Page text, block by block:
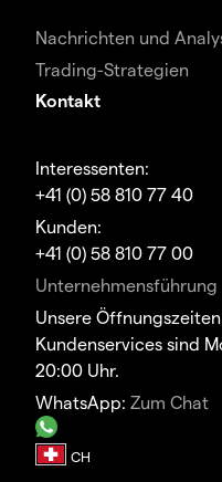
Nachrichten und
Trading-Strategien
Kontakt
Interessenten:
+41 (0) 58 810 77 40
Kunden:
+41 (0) 58 810 77 00
Unternehmensführung
Unsere
Kundenservices sind
20:00 Uhr.
WhatsApp: Zum Chat